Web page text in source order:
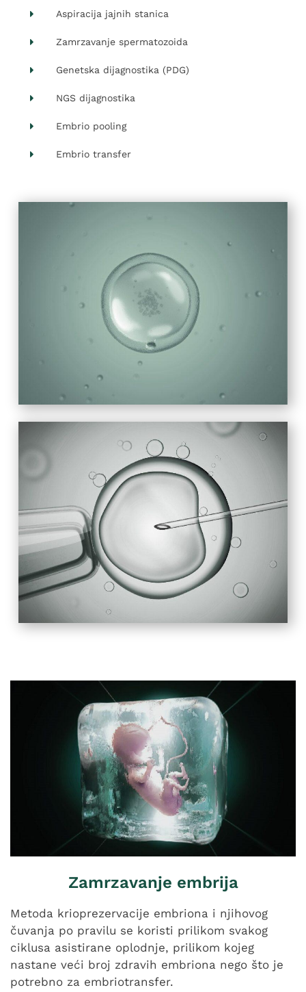
Aspiracija jajnih stanica
Zamrzavanje spermatozoida
Genetska dijagnostika (PDG)
NGS dijagnostika
Embrio pooling
Embrio transfer
Zamrzavanje embrija​
Metoda krioprezervacije embriona i njihovog
čuvanja po pravilu se koristi prilikom svakog
ciklusa asistirane oplodnje, prilikom kojeg
nastane veći broj zdravih embriona nego što je
potrebno za embriotransfer.